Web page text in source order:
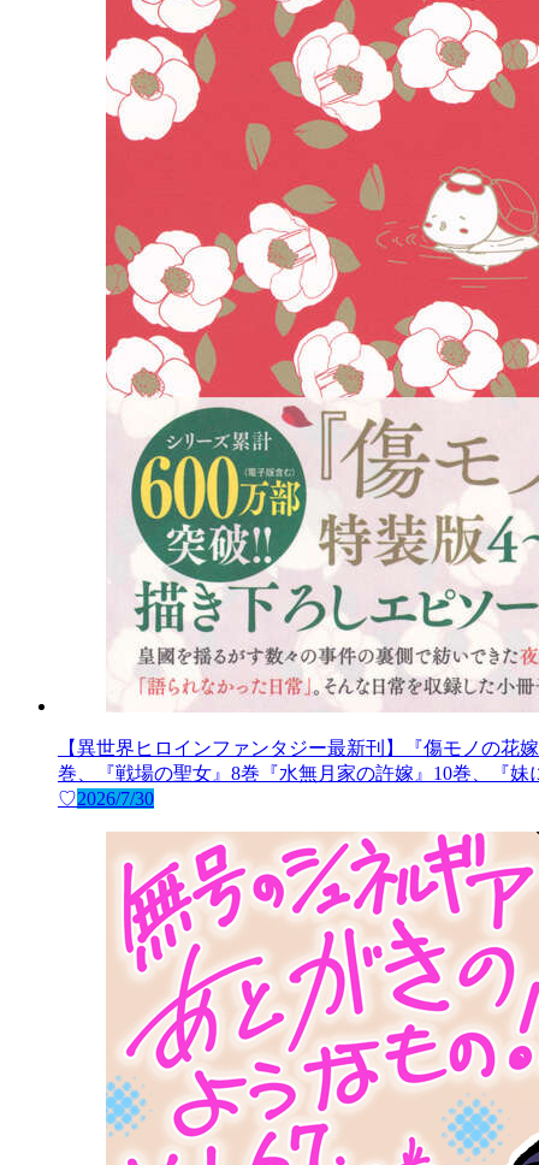
【異世界ヒロインファンタジー最新刊】『傷モノの
巻、『戦場の聖女』8巻『水無月家の許嫁』10巻、『
♡2026/7/30